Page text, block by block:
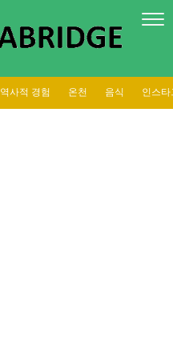
역사적 경험 온천 음식 인스